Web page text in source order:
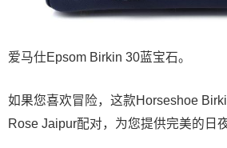
爱马仕Epsom Birkin 30蓝宝石。
如果您喜欢冒险，这款Horseshoe
Rose Jaipur配对，为您提供完美的日夜